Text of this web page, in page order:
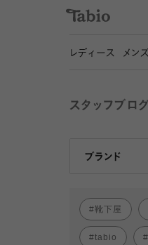
レディース メンズ
スタッフブログ
ブランド
Tabio
靴下屋
tabio